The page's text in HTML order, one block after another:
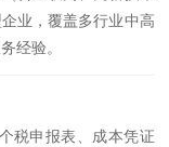
业，覆盖多行业中高
经验。
税申报表、成本凭证